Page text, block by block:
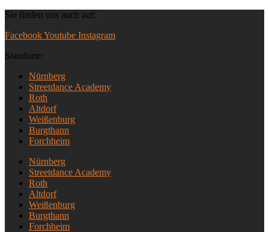
Zum
springen
Sie finden uns auch auf:
FacebookYoutube Instagram
Standorte:
Nürnberg
Streetdance Academy
Roth
Altdorf
Weißenburg
Burgthann
Forchheim
Nürnberg
Streetdance Academy
Roth
Altdorf
Weißenburg
Burgthann
Forchheim